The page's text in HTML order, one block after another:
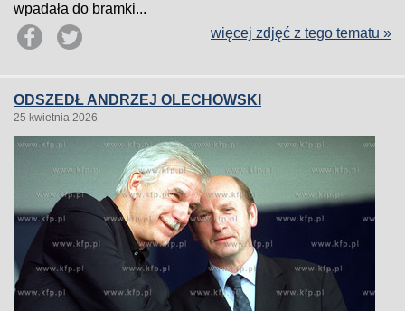
wpadała do bramki...
więcej zdjęć z tego tematu »
ODSZEDŁ ANDRZEJ OLECHOWSKI
25 kwietnia 2026